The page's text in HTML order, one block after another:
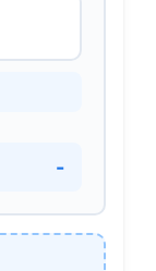
-